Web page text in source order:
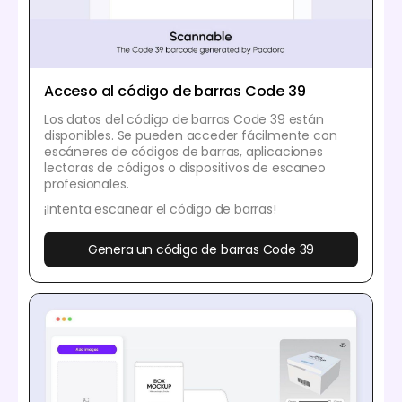
Acceso al código de barras Code 39
Los datos del código de barras Code 39 están
disponibles. Se pueden acceder fácilmente con
escáneres de códigos de barras, aplicaciones
lectoras de códigos o dispositivos de escaneo
profesionales.
¡Intenta escanear el código de barras!
Genera un código de barras Code 39